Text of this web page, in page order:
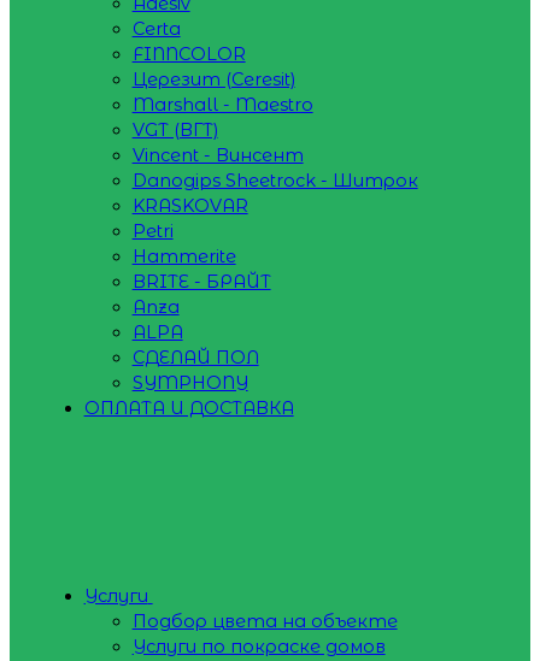
Certa
FINNCOLOR
Церезит (Ceresit)
Marshall - Maestro
VGT (ВГТ)
Vincent - Винсент
Danogips Sheetrock - Шитрок
KRASKOVAR
Petri
Hammerite
BRITE - БРАЙТ
Anza
ALPA
СДЕЛАЙ ПОЛ
SYMPHONY
ОПЛАТА И ДОСТАВКА
Услуги
Подбор цвета на объекте
Услуги по покраске домов